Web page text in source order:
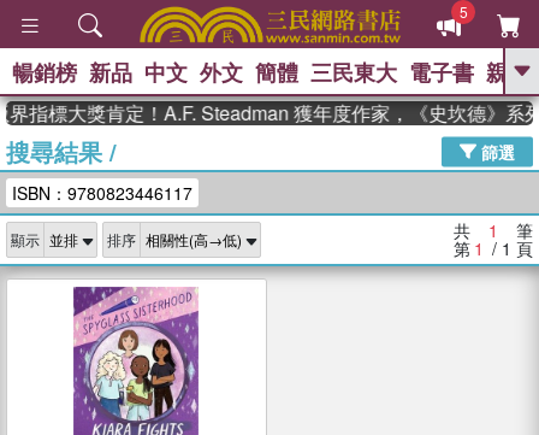
5
GO
高希均教授回憶錄
、 The Odyssey 、 父親節 、 花開錦
李登輝時代 、 數學女孩：黎曼猜想
、
如果歷史是一
群喵 、 臺灣漫遊錄
暢銷榜 新品 中文 外文 簡體 三民東大 電子書 親子
指標大獎肯定！A.F. Steadman 獲年度作家，《史坎德》系
搜尋結果/
篩選
ISBN：9780823446117
顯示 排序 共 1 筆
第 1 / 1 頁